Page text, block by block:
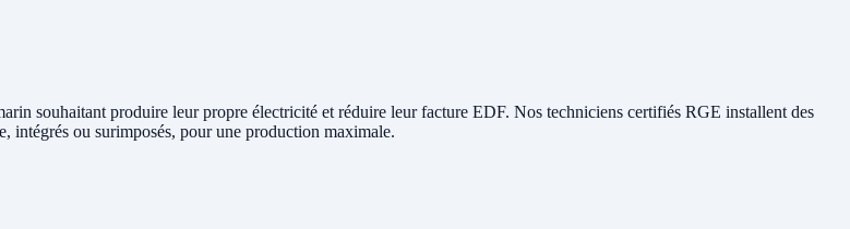
souhaitant produire leur propre électricité et réduire leur facture EDF. Nos techniciens certifiés RGE installent des
intégrés ou surimposés, pour une production maximale.